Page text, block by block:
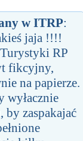
w ITRP:
jaja !!!!
RP
fikcyjny,
na papierze.
wyłacznie
by zaspakajać